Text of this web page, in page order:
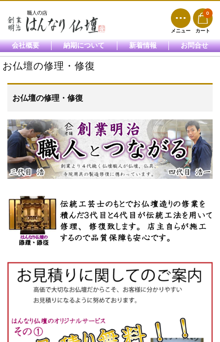
0
カート
メニュー
会社概要 納期について 新着情報 お問合せ
お仏壇の修理・修復
お仏壇の修理・修復